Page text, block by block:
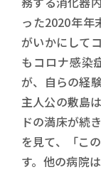
った2020年年
がいかにして
もコロナ感染
が、自らの経
主人公の敷島
ドの満床が続
を見て、「こ
す。他の病院